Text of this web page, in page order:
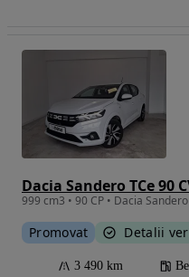
Dacia Sandero TCe 90
Promovat Detalii
3 490 km